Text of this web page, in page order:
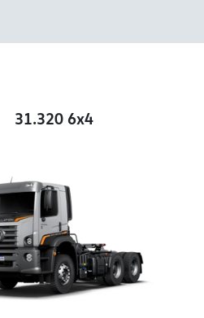
31.320 6x4